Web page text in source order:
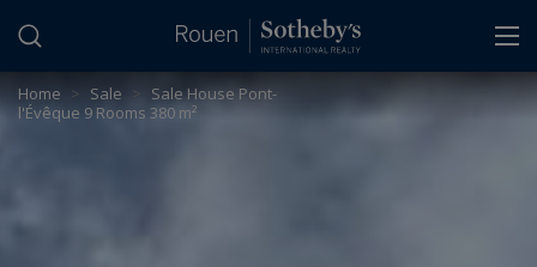
Home > Sale > Sale House Pont-
l'Évêque 9 Rooms 380 m²